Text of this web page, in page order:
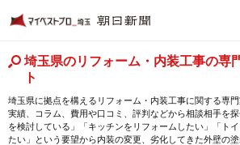
埼玉県のリフォーム・内装工事の専
ト
埼玉県に拠点を構えるリフォーム・内装工事に関する専門
実績、コラム、費用や口コミ、評判などから相談相手を
を検討している」「キッチンをリフォームしたい」「ト
たい」という要望から内装の変更、劣化してきた外壁の